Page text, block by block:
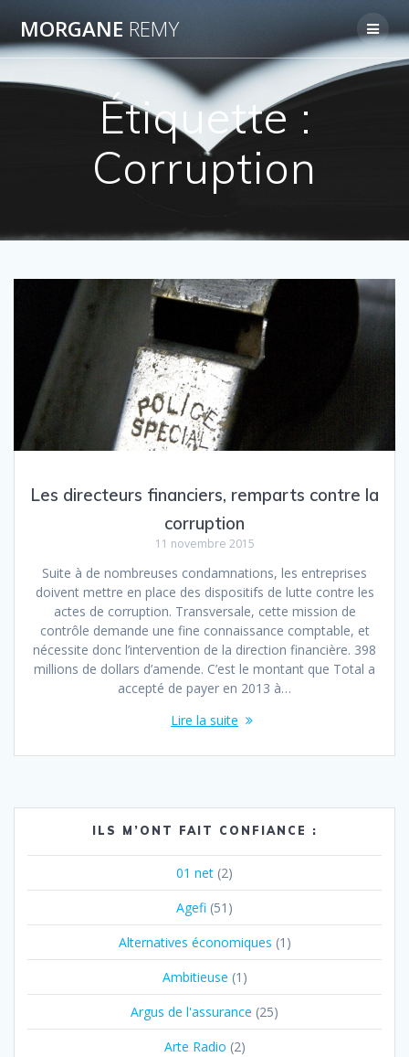
MORGANE REMY
Étiquette :
Corruption
Les directeurs financiers, remparts contre la
corruption
11 novembre 2015
Suite à de nombreuses condamnations, les entreprises
doivent mettre en place des dispositifs de lutte contre les
actes de corruption. Transversale, cette mission de
contrôle demande une fine connaissance comptable, et
nécessite donc l’intervention de la direction financière. 398
millions de dollars d’amende. C’est le montant que Total a
accepté de payer en 2013 à…
Lire la suite
ILS M’ONT FAIT CONFIANCE :
01 net (2)
Agefi (51)
Alternatives économiques (1)
Ambitieuse (1)
Argus de l'assurance (25)
Arte Radio (2)